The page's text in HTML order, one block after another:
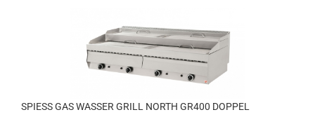
SPIESS GAS WASSER GRILL NORTH GR400 DOPPEL